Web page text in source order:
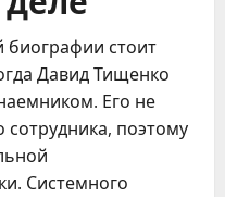
биографии стоит
Давид Тищенко
Его не
поэтому
Системного